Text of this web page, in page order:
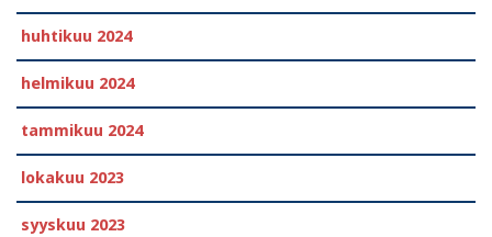
huhtikuu 2024
helmikuu 2024
tammikuu 2024
lokakuu 2023
syyskuu 2023